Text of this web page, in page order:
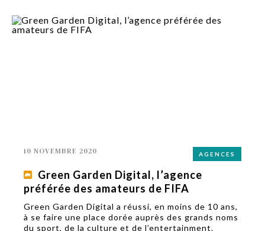
AGENCES
10 NOVEMBRE 2020
Green Garden Digital, l’agence
préférée des amateurs de FIFA
Green Garden Digital a réussi, en moins de 10 ans,
à se faire une place dorée auprès des grands noms
du sport, de la culture et de l’entertainment.